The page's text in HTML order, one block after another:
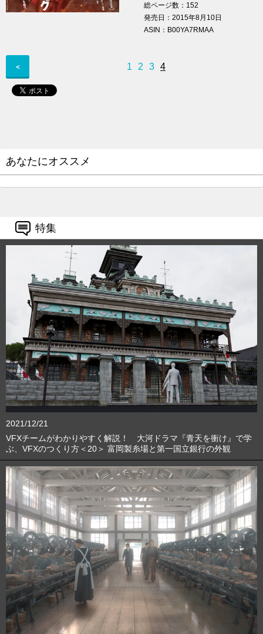
総ページ数：152
発売日：2015年8月10日
ASIN：B00YA7RMAA
＜ 1 2 3 4
あなたにオススメ
特集
2021/12/21
VFXチームがわかりやすく解説！ 大河ドラマ『青天を衝け』で学
ぶ、VFXのつくり方＜20＞ 富岡製糸場と第一国立銀行の外観